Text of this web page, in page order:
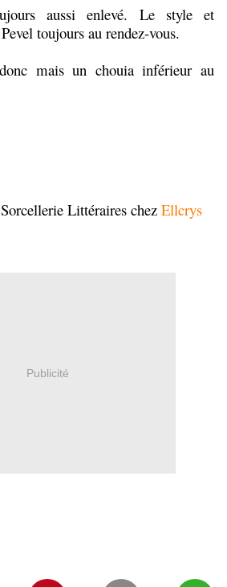
aussi enlevé. Le style et
toujours au rendez-vous.
mais un chouia inférieur au
Littéraires chez Ellcrys
Publicité